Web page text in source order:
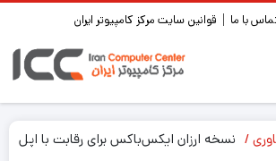
با ما قوانین سایت مرکز کامپیوتر ایران
نسخه ارزان ایکس‌باکس برای رقابت با اپل